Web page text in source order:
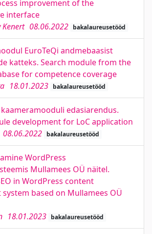
improvement of the
interface
Kenert 08.06.2022 bakalaureusetööd
EuroTeQi andmebaasist
katteks. Search module from the
for competence coverage
18.01.2023 bakalaureusetööd
edasiarendus.
development for LoC application
08.06.2022 bakalaureusetööd
WordPress
Mullamees OÜ näitel.
in WordPress content
based on Mullamees OÜ
18.01.2023 bakalaureusetööd